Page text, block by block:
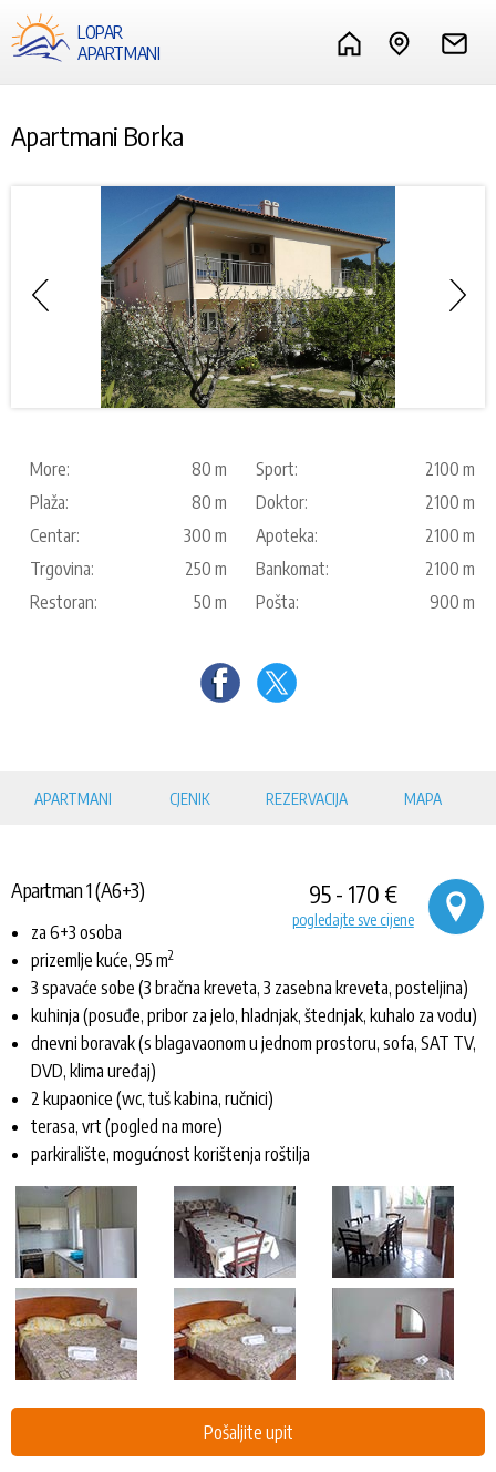
LOPAR
APARTMANI
Apartmani Borka
More: 80 m Sport:
2100 m
Plaža:
80 m Doktor:
2100 m
Centar:
300 m Apoteka:
2100 m
Trgovina:
250 m Bankomat:
2100 m
Restoran:
50 m Pošta: 900 m
APARTMANI CJENIK REZERVACIJA MAPA
95 - 170 €
pogledajte sve cijene
Apartman 1 (A6+3)
za 6+3 osoba
prizemlje kuće, 95 m2
3 spavaće sobe (3 bračna kreveta, 3 zasebna kreveta, posteljina)
kuhinja (posuđe, pribor za jelo, hladnjak, štednjak, kuhalo za vodu)
dnevni boravak (s blagavaonom u jednom prostoru, sofa, SAT TV,
DVD, klima uređaj)
2 kupaonice (wc, tuš kabina, ručnici)
terasa, vrt (pogled na more)
parkiralište, mogućnost korištenja roštilja
Pošaljite upit